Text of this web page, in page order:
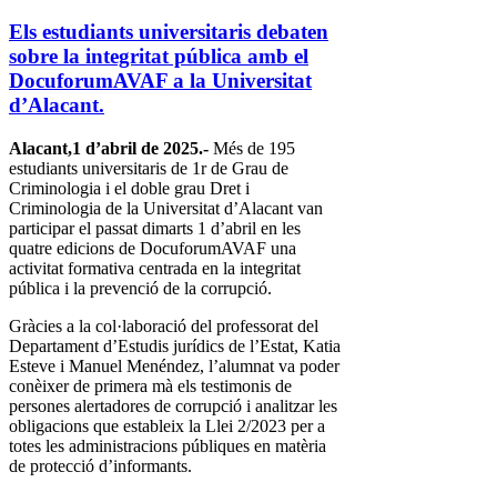
Els estudiants universitaris debaten
sobre la integritat pública amb el
DocuforumAVAF a la Universitat
d’Alacant.
Alacant,1 d’abril de 2025.- Més de 195
estudiants universitaris de 1r de Grau de
Criminologia i el doble grau Dret i
Criminologia de la Universitat d’Alacant van
participar el passat dimarts 1 d’abril en les
quatre edicions de DocuforumAVAF una
activitat formativa centrada en la integritat
pública i la prevenció de la corrupció.
Gràcies a la col·laboració del professorat del
Departament d’Estudis jurídics de l’Estat, Katia
Esteve i Manuel Menéndez, l’alumnat va poder
conèixer de primera mà els testimonis de
persones alertadores de corrupció i analitzar les
obligacions que estableix la Llei 2/2023 per a
totes les administracions públiques en matèria
de protecció d’informants.